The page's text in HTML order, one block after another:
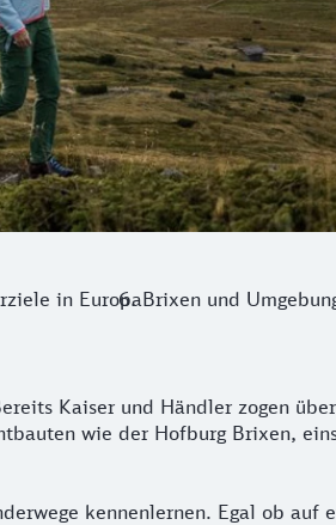
in EuropaBrixen und
Kaiser und Händler zogen
wie der Hofburg Brixen,
kennenlernen. Egal ob